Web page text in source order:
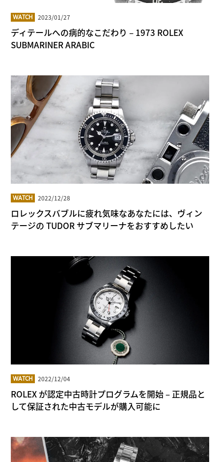
WATCH 2023/01/27
ディテールへの病的なこだわり – 1973 ROLEX
SUBMARINER ARABIC
WATCH 2022/12/28
ロレックスバブルに疲れ気味なあなたには、ヴィン
テージの TUDOR サブマリーナをおすすめしたい
WATCH 2022/12/04
ROLEX が認定中古時計プログラムを開始 – 正規品と
して保証された中古モデルが購入可能に